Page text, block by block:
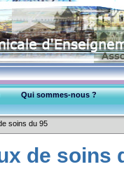
soins du 95
de soins
Qui sommes-nous ?
EPU-95 Montmorency
Collège Médecins (95)